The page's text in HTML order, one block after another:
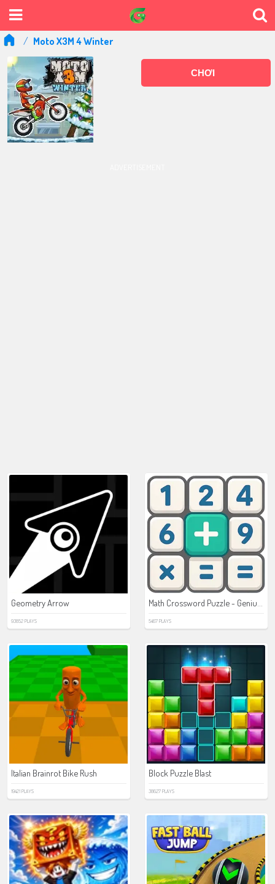
Moto X3M 4 Winter
CHƠI
Geometry Arrow
93852 PLAYS 5467 PLAYS
Italian Brainrot Bike Rush
19421 PLAYS
Block Puzzle Blast
38627 PLAYS